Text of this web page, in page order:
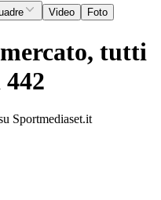
Video Foto
tutti
Sportmediaset.it